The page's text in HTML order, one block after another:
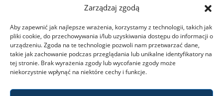
Zarządzaj zgodą
Aby zapewnić jak najlepsze wrażenia, korzystamy z technologii, takich jak
pliki cookie, do przechowywania i/lub uzyskiwania dostępu do informacji o
urządzeniu. Zgoda na te technologie pozwoli nam przetwarzać dane,
takie jak zachowanie podczas przeglądania lub unikalne identyfikatory na
tej stronie. Brak wyrażenia zgody lub wycofanie zgody może
niekorzystnie wpłynąć na niektóre cechy i funkcje.